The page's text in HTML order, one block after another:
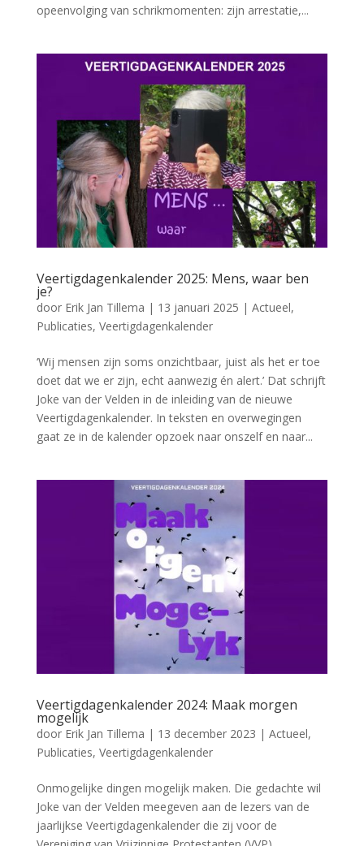
opeenvolging van schrikmomenten: zijn arrestatie,...
Veertigdagenkalender 2025: Mens, waar ben
je?
door Erik Jan Tillema | 13 januari 2025 | Actueel,
Publicaties, Veertigdagenkalender
‘Wij mensen zijn soms onzichtbaar, juist als het er toe
doet dat we er zijn, echt aanwezig én alert.’ Dat schrijft
Joke van der Velden in de inleiding van de nieuwe
Veertigdagenkalender. In teksten en overwegingen
gaat ze in de kalender opzoek naar onszelf en naar...
Veertigdagenkalender 2024: Maak morgen
mogelijk
door Erik Jan Tillema | 13 december 2023 | Actueel,
Publicaties, Veertigdagenkalender
Onmogelijke dingen mogelijk maken. Die gedachte wil
Joke van der Velden meegeven aan de lezers van de
jaarlijkse Veertigdagenkalender die zij voor de